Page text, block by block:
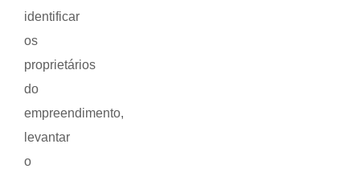
identificar
os
proprietários
do
empreendimento,
levantar
o